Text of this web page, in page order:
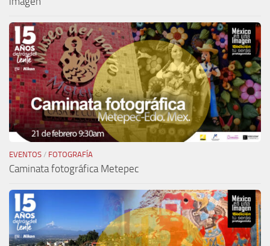
EVENTOS / FOTOGRAFÍA
Caminata fotográfica Metepec